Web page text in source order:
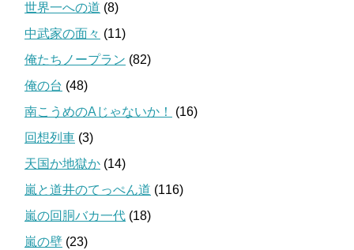
世界一への道 (8)
中武家の面々 (11)
俺たちノープラン (82)
俺の台 (48)
南こうめのAじゃないか！
(16)
回想列車 (3)
天国か地獄か (14)
嵐と道井のてっぺん道 (116)
嵐の回胴バカ一代 (18)
嵐の壁 (23)